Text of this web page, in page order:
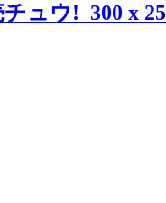
ュウ!_300 x